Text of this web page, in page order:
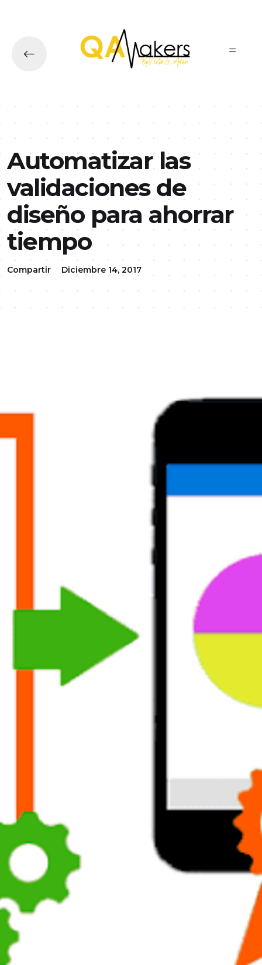
Automatizar las
validaciones de
diseño para ahorrar
tiempo
Compartir Diciembre 14, 2017